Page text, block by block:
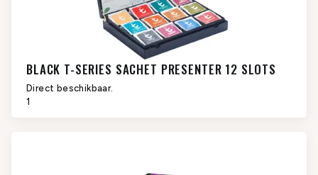
BLACK T-SERIES SACHET PRESENTER 12 SLOTS
Direct beschikbaar.
1